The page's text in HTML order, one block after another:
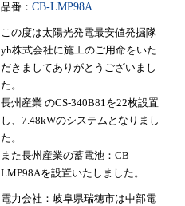
品番： CB-LMP98A
この度は太陽光発電最安値発掘隊
yh株式会社に施工のご用命をいた
だきましてありがとうございまし
た。
長州産業 のCS-340B81を22枚設置
し、7.48kWのシステムとなりまし
た。
また長州産業の蓄電池：CB-
LMP98Aを設置いたしました。
電力会社：岐阜県瑞穂市は中部電